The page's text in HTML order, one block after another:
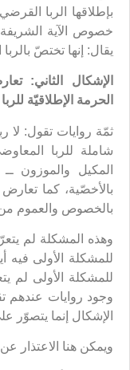
بإطلاقها الربا
خصوص الآية الشريفة
يقال: إنها تختصّ
الإشكال الثاني:
الحرمة الإطلاقيّة
ثمّة روايات تقول: لا
شاملة للربا
المكيل والموزون
بالأخصّية، كما
بالخصوص والعموم
وهذه المشكلة لم
للمشكلة الأولى فيه
للمشكلة الأولى لم
وجود روايات عندهم
الإشكال إنما يتصوّر
ويمكن هنا الاعتذار